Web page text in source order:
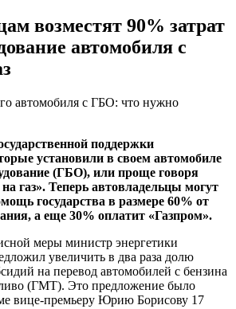
возместят 90% затрат
автомобиля с
поддержки
установили в своем автомобиле
(ГБО), или проще говоря
газ». Теперь автовладельцы могут
государства в размере 60% от
а еще 30% оплатит «Газпром».
меры министр энергетики
увеличить в два раза долю
на перевод автомобилей с бензина
(ГМТ). Это предложение было
вице-премьеру Юрию Борисову 17